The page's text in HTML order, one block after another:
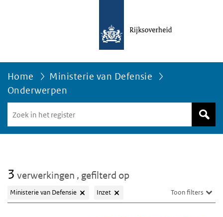
Home
Ministerie van Defensie
Onderwerpen
in
het
3 verwerkingen , gefilterd op
Ministerie van Defensie Inzet Toon filters